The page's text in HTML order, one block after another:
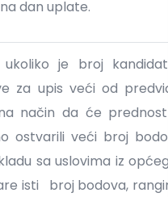
dan uplate.
je broj
za upis veći od
način da će
ostvarili veći broj
sa uslovima iz
isti broj bodova,